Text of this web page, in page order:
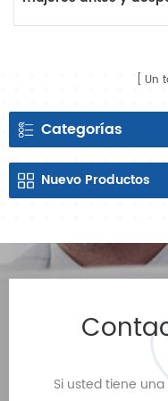
Un
Categorías
Nuevo Productos
Si usted tiene